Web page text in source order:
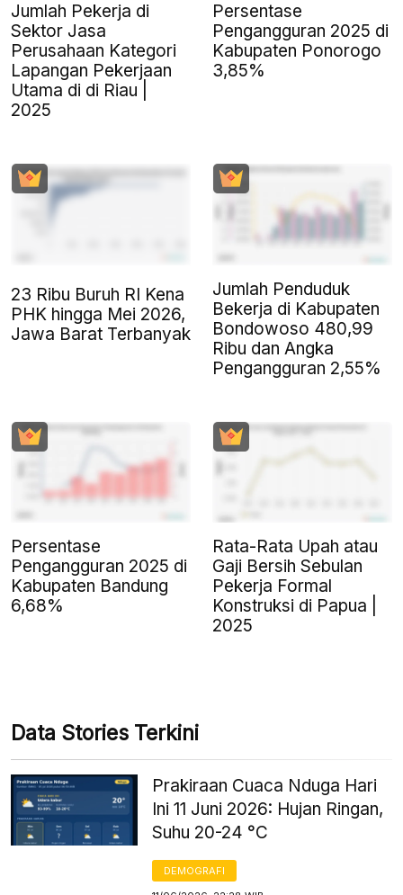
Jumlah Pekerja di
Sektor Jasa
Perusahaan Kategori
Lapangan Pekerjaan
Utama di di Riau |
2025
Persentase
Pengangguran 2025 di
Kabupaten Ponorogo
3,85%
23 Ribu Buruh RI Kena
PHK hingga Mei 2026,
Jawa Barat Terbanyak
Jumlah Penduduk
Bekerja di Kabupaten
Bondowoso 480,99
Ribu dan Angka
Pengangguran 2,55%
Persentase
Pengangguran 2025 di
Kabupaten Bandung
6,68%
Rata-Rata Upah atau
Gaji Bersih Sebulan
Pekerja Formal
Konstruksi di Papua |
2025
Data Stories Terkini
Prakiraan Cuaca Nduga Hari
Ini 11 Juni 2026: Hujan Ringan,
Suhu 20-24 °C
DEMOGRAFI